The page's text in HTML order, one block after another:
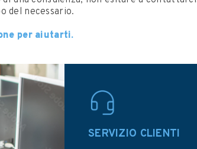
del necessario.
per aiutarti.
SERVIZIO CLIENTI